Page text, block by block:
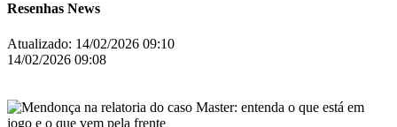
Resenhas News
Atualizado: 14/02/2026 09:10
14/02/2026 09:08